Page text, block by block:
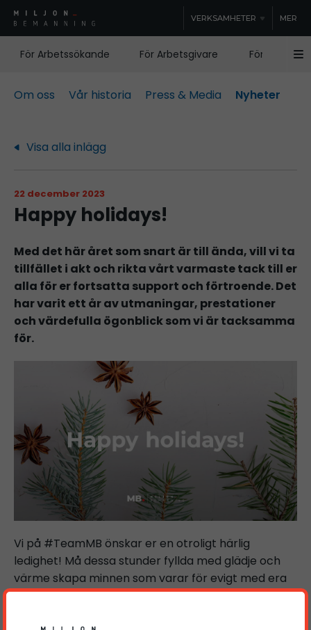
VERKSAMHETER MER
För Arbetssökande För Arbetsgivare För
Om oss Vår historia Press & Media Nyheter
Visa alla inlägg
22 december 2023
Happy holidays!
Med det här året som snart är till ända, vill vi ta
tillfället i akt och rikta vårt varmaste tack till er
alla för er fortsatta support och förtroende. Det
har varit ett år av utmaningar, prestationer
och värdefulla ögonblick som vi är tacksamma
för.
Vi på #TeamMB önskar er en otroligt härlig
ledighet! Må dessa stunder fyllda med glädje och
värme skapa minnen som varar för evigt med era
nära och kära.
Tack för att ni är en del av vår resa mot att skapa